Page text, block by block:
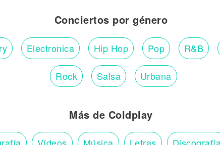
Conciertos por género
Electronica Hip Hop Pop R&B
Rock Salsa Urbana
Más de Coldplay